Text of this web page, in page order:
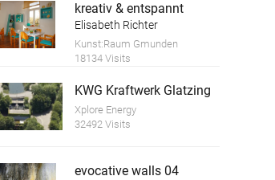
kreativ & entspannt
Elisabeth Richter
Kunst:Raum Gmunden
18134 Visits
KWG Kraftwerk Glatzing
Xplore Energy
32492 Visits
evocative walls 04